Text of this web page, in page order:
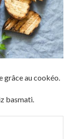
grâce au cookéo.
basmati.